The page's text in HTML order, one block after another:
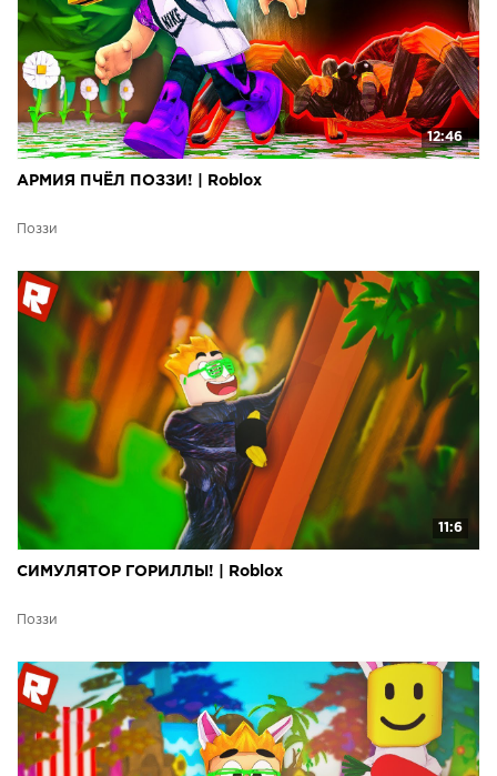
12:46
АРМИЯ ПЧЁЛ ПОЗЗИ! | Roblox
Поззи
11:6
СИМУЛЯТОР ГОРИЛЛЫ! | Roblox
Поззи